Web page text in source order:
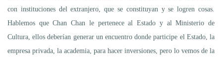
con instituciones del extranjero, que se constituyan y se logren cosas.
Hablemos que Chan Chan le pertenece al Estado y al Ministerio de
Cultura, ellos deberían generar un encuentro donde participe el Estado, la
empresa privada, la academia, para hacer inversiones, pero lo vemos de la